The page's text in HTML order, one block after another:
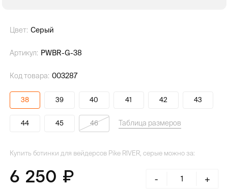
Цвет: Серый
Артикул: PWBR-G-38
Код товара: 003287
38 39 40 41 42 43
44 45 46 Таблица размеров
Купить ботинки для вейдерсов Pike RIVER, серые можно за:
6 250 - +